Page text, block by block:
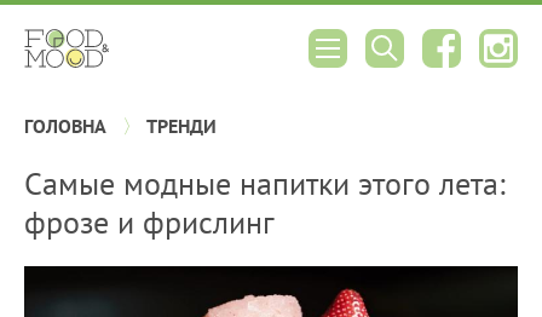
ГОЛОВНА ТРЕНДИ
Самые модные напитки этого лета:
фрозе и фрислинг